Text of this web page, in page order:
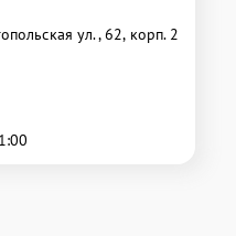
ул., 62, корп. 2